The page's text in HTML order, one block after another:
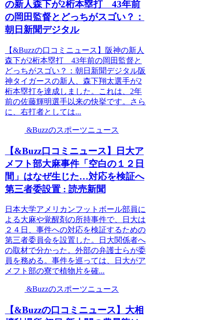
の新人森下が2桁本塁打 43年前
の岡田監督とどっちがスゴい？：
朝日新聞デジタル
【&Buzzの口コミニュース】阪神の新人
森下が2桁本塁打 43年前の岡田監督と
どっちがスゴい？：朝日新聞デジタル阪
神タイガースの新人、森下翔太選手が2
桁本塁打を達成しました。これは、2年
前の佐藤輝明選手以来の快挙です。さら
に、右打者としては...
&Buzzのスポーツニュース
【&Buzz口コミニュース】日大ア
メフト部大麻事件「空白の１２日
間」はなぜ生じた…対応を検証へ
第三者委設置 : 読売新聞
日本大学アメリカンフットボール部員に
よる大麻や覚醒剤の所持事件で、日大は
２４日、事件への対応を検証するための
第三者委員会を設置した。日大関係者へ
の取材で分かった。外部の弁護士らが委
員を務める。事件を巡っては、日大がア
メフト部の寮で植物片を確...
&Buzzのスポーツニュース
【&Buzzの口コミニュース】大相